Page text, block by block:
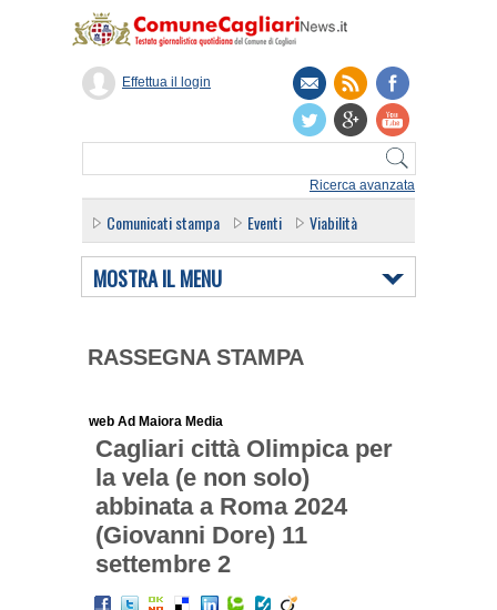
Ricerca avanzata
Effettua il login
Comunicati stampa Eventi Viabilità
MOSTRA IL MENU
RASSEGNA STAMPA
web Ad Maiora Media
Cagliari città Olimpica per
la vela (e non solo)
abbinata a Roma 2024
(Giovanni Dore) 11
settembre 2